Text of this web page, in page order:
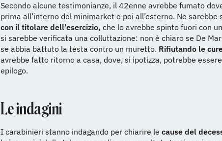
Secondo alcune testimonianze, il 42enne avrebbe fumato
prima all’interno del minimarket e poi all’esterno. Ne sarebbe
con il titolare dell’esercizio, che lo avrebbe spinto fuori con
si sarebbe verificata una colluttazione: non è chiaro se De
se abbia battuto la testa contro un muretto. Rifiutando le
avrebbe fatto ritorno a casa, dove, si ipotizza, potrebbe
epilogo.
Le indagini
I carabinieri stanno indagando per chiarire le cause del